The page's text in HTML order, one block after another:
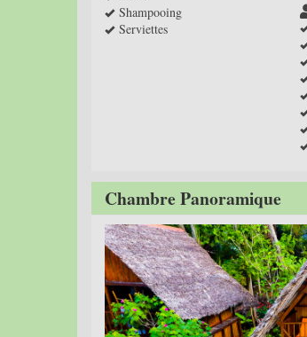
Shampooing
Serviettes
Chambre Panoramique
Previous